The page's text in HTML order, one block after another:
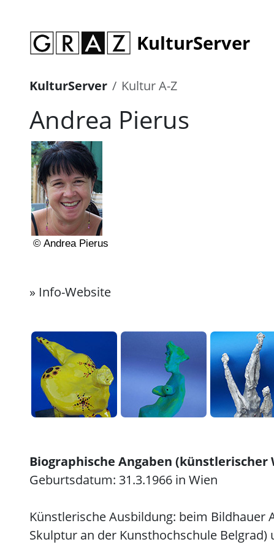
KulturServer
KulturServer Kultur A-Z
Andrea Pierus
© Andrea Pierus
» Info-Website
Biographische Angaben (künstlerischer
Geburtsdatum: 31.3.1966 in Wien
Künstlerische Ausbildung: beim Bildhauer
Skulptur an der Kunsthochschule